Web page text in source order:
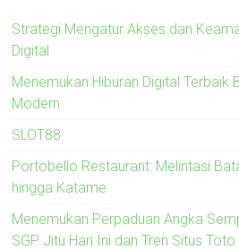
Strategi Mengatur Akses dan
Digital
Menemukan Hiburan Digital Terbaik
Modern
SLOT88
Portobello Restaurant: Melintasi
hingga Katame
Menemukan Perpaduan Angka
SGP Jitu Hari Ini dan Tren Situs